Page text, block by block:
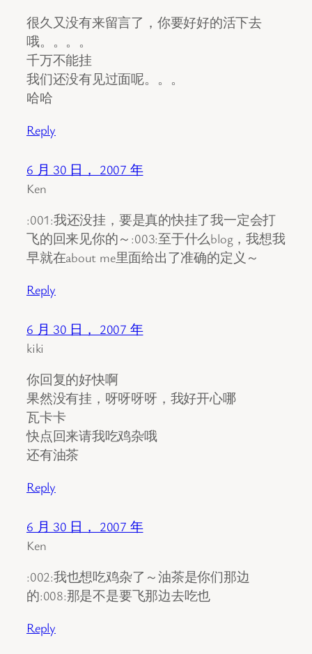
很久又没有来留言了，你要好好的活下去
哦。。。。
千万不能挂
我们还没有见过面呢。。。
哈哈
Reply
6 月 30 日， 2007 年
Ken
:001:我还没挂，要是真的快挂了我一定会打
飞的回来见你的～:003:至于什么blog，我想我
早就在about me里面给出了准确的定义～
Reply
6 月 30 日， 2007 年
kiki
你回复的好快啊
果然没有挂，呀呀呀呀，我好开心哪
瓦卡卡
快点回来请我吃鸡杂哦
还有油茶
Reply
6 月 30 日， 2007 年
Ken
:002:我也想吃鸡杂了～油茶是你们那边
的:008:那是不是要飞那边去吃也
Reply